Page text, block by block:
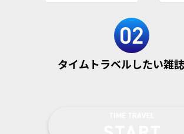
タイムトラベルしたい雑